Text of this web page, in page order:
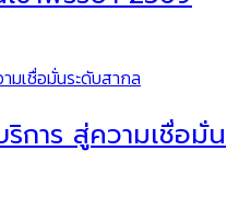
การ สู่ความเชื่อมั่น